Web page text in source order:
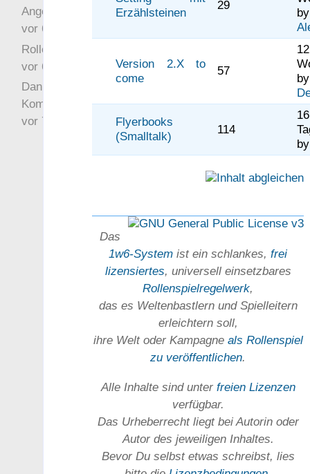
Erzählsteinen
29
by
Version 2.X to
come
57
by
Flyerbooks
(Smalltalk)
114
Das
1w6-System ist ein schlankes,frei
lizensiertes, universell einsetz­bares
Rollen­spielregel­werk,
das es Welten­bastlern und Spiel­leitern
erleichtern soll,
ihre Welt oder Kam­pagne als Rollenspiel
zu ver­öffent­lichen.
Alle Inhalte sind unter freien Lizenzen
verfügbar.
Das Urheber­recht liegt bei Autorin oder
Autor des jeweiligen In­haltes.
Bevor Du selbst etwas schreibst, lies
Angefragt
vor 6 Jahre 10 Wochen
Rollenspielrunde
vor 6 Jahre 10 Wochen
Danke für Deinen
Kommentar!
vor 7 Jahre 22 Wochen